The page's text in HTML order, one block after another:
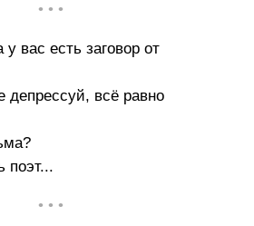
• • •
вас есть заговор от
всё равно
поэт...
• • •